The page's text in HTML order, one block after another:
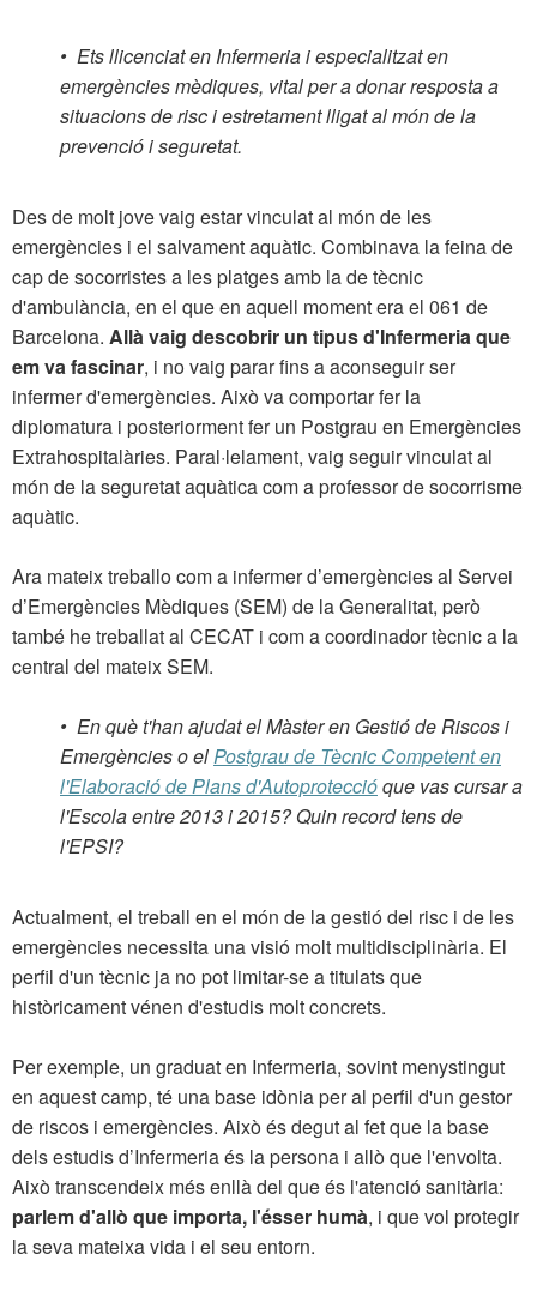
• Ets llicenciat en Infermeria i especialitzat en
emergències mèdiques, vital per a donar resposta a
situacions de risc i estretament lligat al món de la
prevenció i seguretat.
Des de molt jove vaig estar vinculat al món de les
emergències i el salvament aquàtic. Combinava la feina de
cap de socorristes a les platges amb la de tècnic
d'ambulància, en el que en aquell moment era el 061 de
Barcelona. Allà vaig descobrir un tipus d'Infermeria que
em va fascinar, i no vaig parar fins a aconseguir ser
infermer d'emergències. Això va comportar fer la
diplomatura i posteriorment fer un Postgrau en Emergències
Extrahospitalàries. Paral·lelament, vaig seguir vinculat al
món de la seguretat aquàtica com a professor de socorrisme
aquàtic.
Ara mateix treballo com a infermer d’emergències al Servei
d’Emergències Mèdiques (SEM) de la Generalitat, però
també he treballat al CECAT i com a coordinador tècnic a la
central del mateix SEM.
• En què t'han ajudat el Màster en Gestió de Riscos i
Emergències o elPostgrau de Tècnic Competent en
l'Elaboració de Plans d'Autoproteccióque vas cursar a
l'Escola entre 2013 i 2015? Quin record tens de
l'EPSI?
Actualment, el treball en el món de la gestió del risc i de les
emergències necessita una visió molt multidisciplinària. El
perfil d'un tècnic ja no pot limitar-se a titulats que
històricament vénen d'estudis molt concrets.
Per exemple, un graduat en Infermeria, sovint menystingut
en aquest camp, té una base idònia per al perfil d'un gestor
de riscos i emergències. Això és degut al fet que la base
dels estudis d’Infermeria és la persona i allò que l'envolta.
Això transcendeix més enllà del que és l'atenció sanitària:
parlem d'allò que importa, l'ésser humà, i que vol protegir
la seva mateixa vida i el seu entorn.